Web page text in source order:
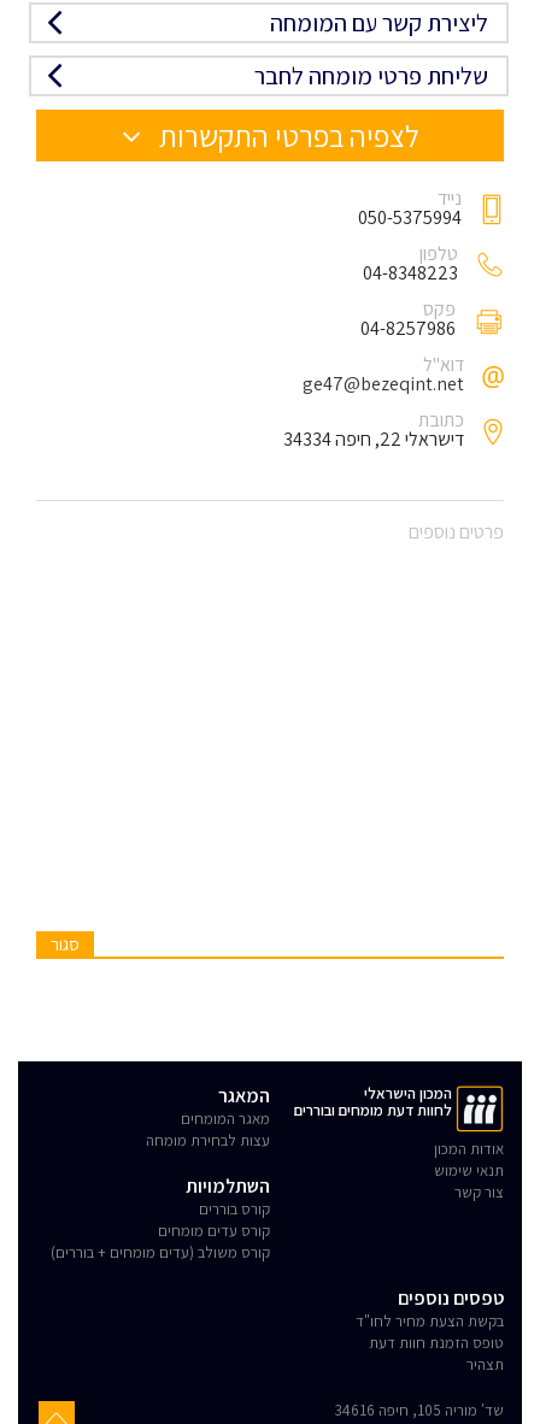
ליצירת קשר עם המומחה
שליחת פרטי מומחה לחבר
לצפיה בפרטי התקשרות
נייד
050-5375994
טלפון
04-8348223
פקס
04-8257986
דוא"ל
ge47@bezeqint.net
כתובת
דישראלי 22, חיפה 34334
פרטים נוספים
סגור
המכון הישראלי
לחוות דעת מומחים ובוררים
אודות המכון
תנאי שימוש
צור קשר
המאגר
מאגר המומחים
עצות לבחירת מומחה
השתלמויות
קורס בוררים
קורס עדים מומחים
קורס משולב (עדים מומחים + בוררים)
טפסים נוספים
בקשת הצעת מחיר לחו"ד
טופס הזמנת חוות דעת
תצהיר
שד' מוריה 105, חיפה 34616